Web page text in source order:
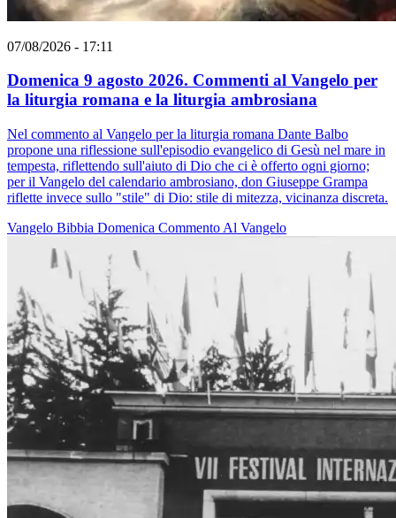
07/08/2026 - 17:11
Domenica 9 agosto 2026. Commenti al Vangelo per
la liturgia romana e la liturgia ambrosiana
Nel commento al Vangelo per la liturgia romana Dante Balbo
propone una riflessione sull'episodio evangelico di Gesù nel mare in
tempesta, riflettendo sull'aiuto di Dio che ci è offerto ogni giorno;
per il Vangelo del calendario ambrosiano, don Giuseppe Grampa
riflette invece sullo "stile" di Dio: stile di mitezza, vicinanza discreta.
Vangelo Bibbia Domenica Commento Al Vangelo